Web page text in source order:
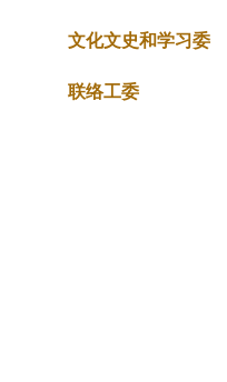
文化文史和学习委
联络工委